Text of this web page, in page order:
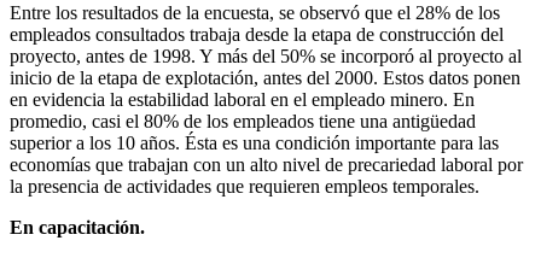
Entre los resultados de la encuesta, se observó que el 28% de los
empleados consultados trabaja desde la etapa de construcción del
proyecto, antes de 1998. Y más del 50% se incorporó al proyecto al
inicio de la etapa de explotación, antes del 2000. Estos datos ponen
en evidencia la estabilidad laboral en el empleado minero. En
promedio, casi el 80% de los empleados tiene una antigüedad
superior a los 10 años. Ésta es una condición importante para las
economías que trabajan con un alto nivel de precariedad laboral por
la presencia de actividades que requieren empleos temporales.
En capacitación.